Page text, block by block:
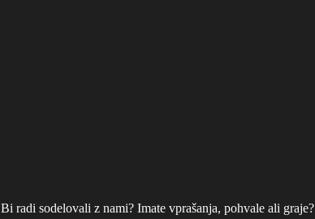
Bi radi sodelovali z nami? Imate vprašanja, pohvale ali graje?